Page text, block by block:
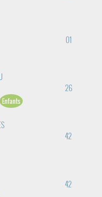
01
26
Enfants
42
42